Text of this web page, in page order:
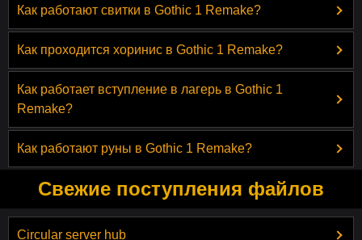
Как работают свитки в Gothic 1 Remake?
Как проходится хоринис в Gothic 1 Remake?
Как работает вступление в лагерь в Gothic 1
Remake?
Как работают руны в Gothic 1 Remake?
Свежие поступления файлов
Circular server hub